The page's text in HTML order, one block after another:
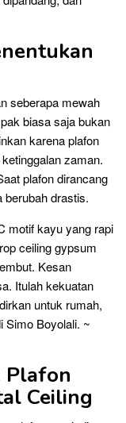
seberapa mewah
biasa saja bukan
karena plafon
zaman.
plafon dirancang
berubah drastis.
motif kayu yang rapi
ceiling gypsum
Kesan
Itulah kekuatan
untuk rumah,
Simo Boyolali. ~
Plafon
Ceiling